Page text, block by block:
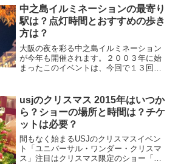
では、コンビニやスーパーなどでも気軽
に購入することができて、...
中之島イルミネーションの最寄り
駅は？点灯時間とおすすめの歩き
方は？
大阪の夜を彩る中之島イルミネーション
が今年も開催されます。２００３年に始
まったこのイベントは、今回で１３回
無料で楽しめます。同時期に開催される
御堂筋イルミネーション20...
usjのクリスマス 2015年はいつか
ら？ショーの場所と時間は？チケ
ットは必要？
間もなく始まるUSJのクリスマスイベン
ト「ユニバーサル・ワンダー・クリスマ
ス」注目はクリスマス限定のショー「天